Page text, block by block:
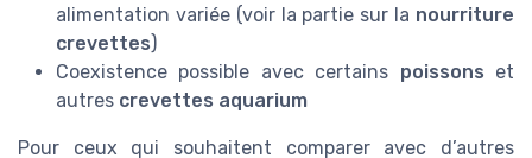
alimentation variée (voir la partie sur la nourriture
crevettes)
Coexistence possible avec certains poissons et
autres crevettes aquarium
Pour ceux qui souhaitent comparer avec d’autres